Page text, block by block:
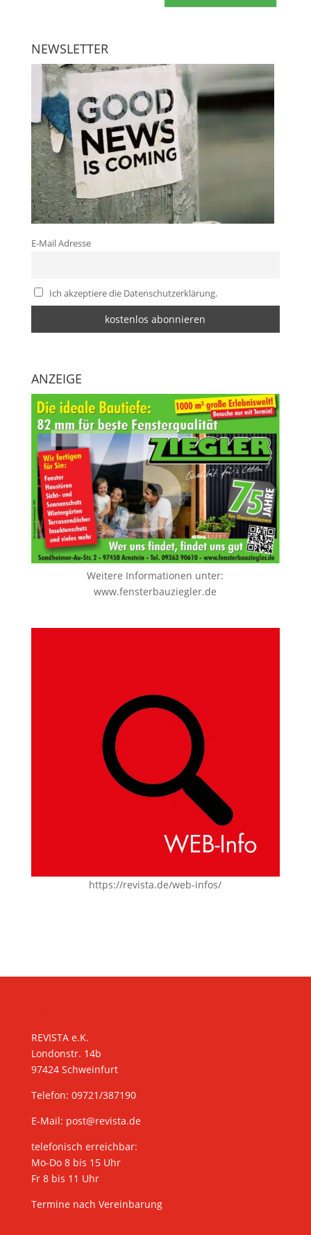
NEWSLETTER
E-Mail Adresse
Ich akzeptiere die Datenschutzerklärung.
ANZEIGE
Weitere Informationen unter:
www.fensterbauziegler.de
https://revista.de/web-infos/
REVISTA e.K.
Londonstr. 14b
97424 Schweinfurt
Telefon: 09721/387190
E-Mail: post@revista.de
telefonisch erreichbar:
Mo-Do 8 bis 15 Uhr
Fr 8 bis 11 Uhr
Termine nach Vereinbarung